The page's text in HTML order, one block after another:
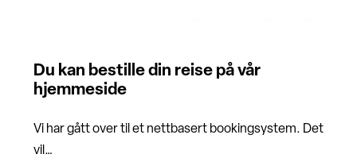
Du kan bestille din reise på vår
hjemmeside
Vi har gått over til et nettbasert bookingsystem. Det
vil…